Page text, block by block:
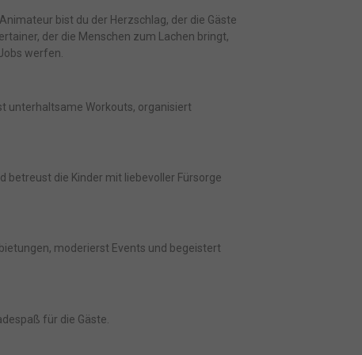
bist du der Herzschlag, der die Gäste
der die Menschen zum Lachen bringt,
werfen.
unterhaltsame Workouts, organisiert
betreust die Kinder mit liebevoller Fürsorge
moderierst Events und begeistert
für die Gäste.
zur